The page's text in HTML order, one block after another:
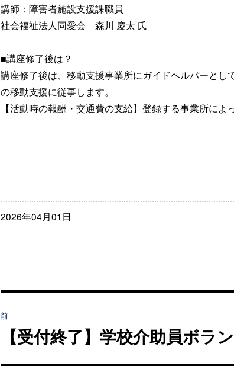
講師：障害者施設支援課職員
社会福祉法人同愛会 森川 慶太 氏
■講座修了後は？
講座修了後は、移動支援事業所にガイドヘルパーとし
の移動支援に従事します。
【活動時の報酬・交通費の支給】登録する事業所によ
投
2026年04月01日
稿
前
【受付終了】学校介助員ボラ